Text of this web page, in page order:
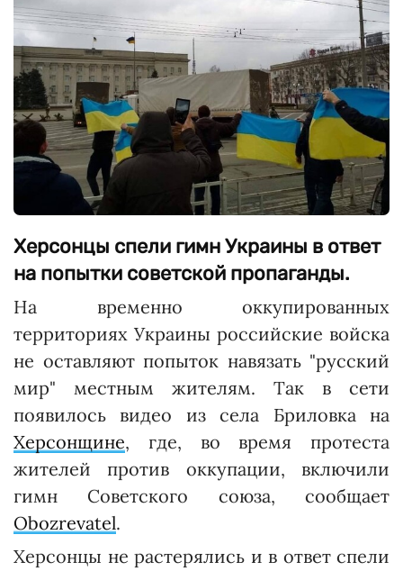
Херсонцы спели гимн Украины в ответ
на попытки советской пропаганды.
На временно оккупированных
территориях Украины российские войска
не оставляют попыток навязать "русский
мир" местным жителям. Так в сети
появилось видео из села Бриловка на
Херсонщине, где, во время протеста
жителей против оккупации, включили
гимн Советского союза, сообщает
Obozrevatel.
Херсонцы не растерялись и в ответ спели